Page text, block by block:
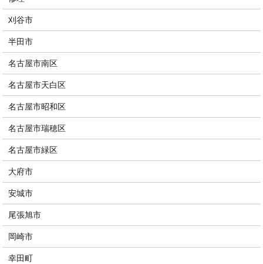
刈谷市
半田市
名古屋市南区
名古屋市天白区
名古屋市昭和区
名古屋市瑞穂区
名古屋市緑区
大府市
安城市
尾張旭市
岡崎市
幸田町